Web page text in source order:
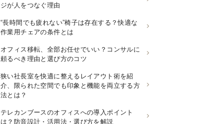
ジが人をつなぐ理由
“長時間でも疲れない”椅子は存在する？快適な
作業用チェアの条件とは
オフィス移転、全部お任せでいい？コンサルに
頼るべき理由と選び方のコツ
狭い社長室を快適に整えるレイアウト術を紹
介、限られた空間でも印象と機能を両立する方
法とは？
テレカンブースのオフィスへの導入ポイント
は？防音設計・活用法・選び方を解説